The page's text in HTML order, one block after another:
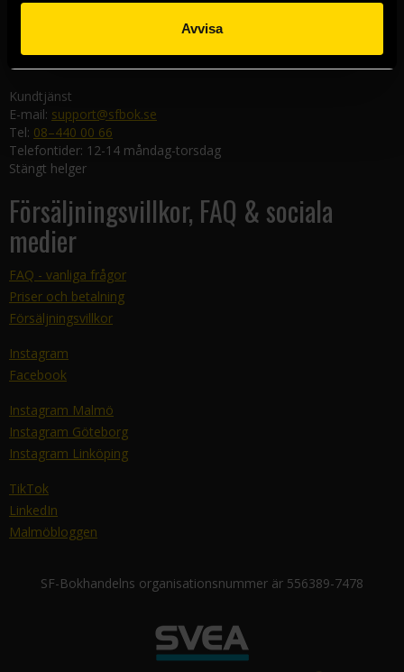
Avvisa
582 19 Linköping
Kundtjänst
E-mail: support@sfbok.se
Tel: 08–440 00 66
Telefontider: 12-14 måndag-torsdag
Stängt helger
Försäljningsvillkor, FAQ & sociala
medier
FAQ - vanliga frågor
Priser och betalning
Försäljningsvillkor
Instagram
Facebook
Instagram Malmö
Instagram Göteborg
Instagram Linköping
TikTok
LinkedIn
Malmöbloggen
SF-Bokhandelns organisationsnummer är 556389-7478